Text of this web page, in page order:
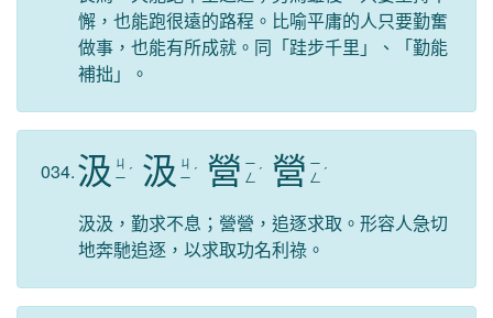
懈，也能跑很遠的路程。比喻平庸的人只要勤奮
做事，也能有所成就。同「跬步千里」、「勤能
補拙」。
034.汲 ㄐ
ㄧ ˊ 汲 ㄐ
ㄧ ˊ 營 ㄧ
ㄥ ˊ 營 ㄧ
ㄥ ˊ
汲汲，勤求不息；營營，追逐求取。形容人急切
地奔馳追逐，以求取功名利祿。